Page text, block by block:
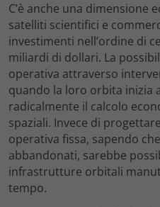
C’è anche una dimensione
satelliti scientifici e
investimenti nell’ordine di
miliardi di dollari. La
operativa attraverso
quando la loro orbita inizia
radicalmente il calcolo
spaziali. Invece di
operativa fissa, sapendo
abbandonati, sarebbe
infrastrutture orbitali
tempo.